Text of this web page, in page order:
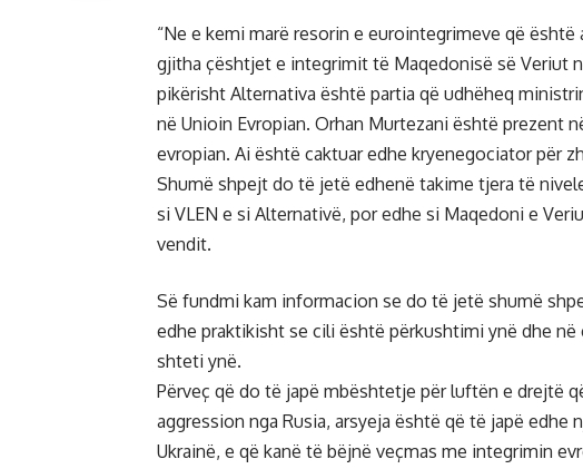
“Ne e kemi marë resorin e eurointegrimeve që
gjitha çështjet e integrimit të Maqedonisë së Veriut
pikërisht Alternativa është partia që udhëheq
në Unioin Evropian. Orhan Murtezani është prezent
evropian. Ai është caktuar edhe kryenegociator për
Shumë shpejt do të jetë edhenë takime tjera të
si VLEN e si Alternativë, por edhe si Maqedoni e
vendit.
Së fundmi kam informacion se do të jetë shumë
edhe praktikisht se cili është përkushtimi ynë dhe
shteti ynë.
Përveç që do të japë mbështetje për luftën e drejtë
aggression nga Rusia, arsyeja është që të japë
Ukrainë, e që kanë të bëjnë veçmas me integrimin